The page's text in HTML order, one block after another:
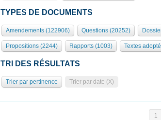
TYPES DE DOCUMENTS
Amendements (122906) Questions (20252)
Propositions (2244) Rapports (1003) Textes
TRI DES RÉSULTATS
Trier par pertinence Trier par date (X)
1